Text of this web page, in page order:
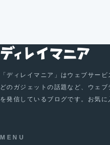
「ディレイマニア」はウェブサー
どのガジェットの話題など、ウェ
を発信しているブログです。お気
MENU